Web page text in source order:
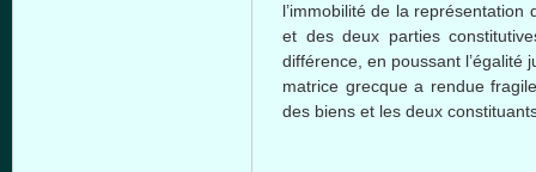
l’immobilité de la
et des deux parties
différence, en poussant l’égalité
matrice grecque a rendue
des biens et les deux